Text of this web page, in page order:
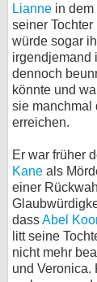
Lianne in
seiner
würde sogar
irgendjemand
dennoch
könnte und
sie manchmal
erreichen.
Er war früher
Kane als
einer
dassAbel
litt seine
nicht mehr
und Veronica.